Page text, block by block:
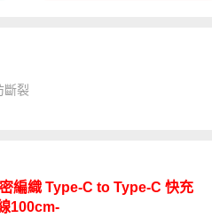
斷裂
編織 Type-C to Type-C 快充
100cm-